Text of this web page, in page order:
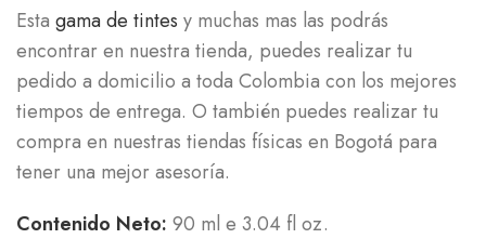
Esta gama de tintes y muchas mas las podrás
encontrar en nuestra tienda, puedes realizar tu
pedido a domicilio a toda Colombia con los mejores
tiempos de entrega. O también puedes realizar tu
compra en nuestras tiendas físicas en Bogotá para
tener una mejor asesoría.
Contenido Neto: 90 ml e 3.04 fl oz.